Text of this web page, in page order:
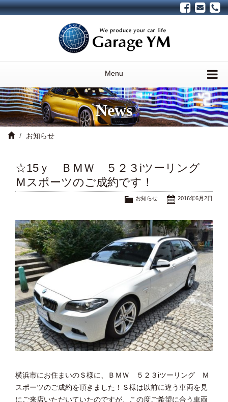
Menu
News
お知らせ
☆15ｙ ＢＭＷ ５２３iツーリング
Ｍスポーツのご成約です！
2016年6月2日
お知らせ
横浜市にお住まいのＳ様に、ＢＭＷ ５２３iツーリング Ｍ
スポーツのご成約を頂きました！Ｓ様は以前に違う車両を見
にご来店いただいていたのですが、この度ご希望に合う車両